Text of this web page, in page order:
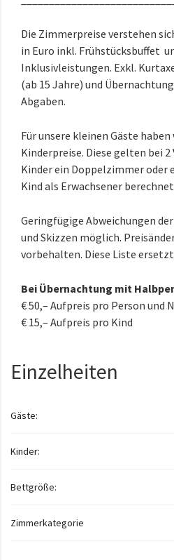
Die Zimmerpreise verstehen
in Euro inkl. Frühstücksbuffet
Inklusivleistungen. Exkl.
(ab 15 Jahre) und
Abgaben.
Für unsere kleinen Gäste
Kinderpreise. Diese gelten bei
Kinder ein Doppelzimmer oder
Kind als Erwachsener
Geringfügige Abweichungen
und Skizzen möglich.
vorbehalten. Diese Liste
Bei Übernachtung mit
€ 50,– Aufpreis pro Person und
€ 15,– Aufpreis pro Kind
Einzelheiten
Gäste:
Kinder:
Bettgröße:
Zimmerkategorie